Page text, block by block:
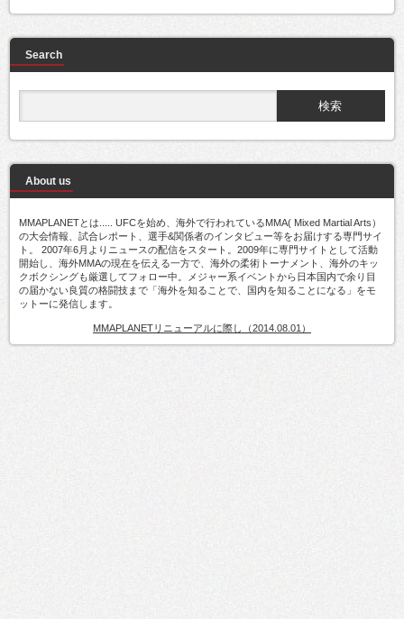
Search
About us
MMAPLANETとは..... UFCを始め、海外で行われているMMA( Mixed Martial Arts）
の大会情報、試合レポート、選手&関係者のインタビュー等をお届けする専門サイ
ト。 2007年6月よりニュースの配信をスタート。2009年に専門サイトとして活動
開始し、海外MMAの現在を伝える一方で、海外の柔術トーナメント、海外のキッ
クボクシングも厳選してフォロー中。メジャー系イベントから日本国内で余り目
の届かない良質の格闘技まで「海外を知ることで、国内を知ることになる」をモ
ットーに発信します。
MMAPLANETリニューアルに際し（2014.08.01）